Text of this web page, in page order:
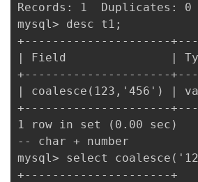
Records: 1  Duplicates: 0
mysql> desc t1;
+---------------------
| Field               |
+---------------------
|
+---------------------
1 row in set (0.00 sec)
-- char + number
mysql> select
+---------------------+